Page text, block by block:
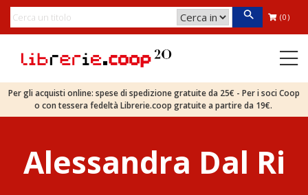
(0)
Per gli acquisti online: spese di spedizione gratuite da 25€ - Per i soci Coop
o con tessera fedeltà Librerie.coop gratuite a partire da 19€.
Alessandra Dal Ri